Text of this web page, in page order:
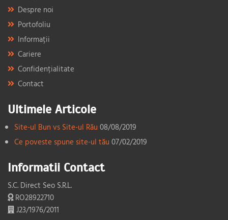
Despre noi
Portofoliu
Informații
Cariere
Confidențialitate
Contact
Ultimele Articole
Site-ul Bun vs Site-ul Rău 08/08/2019
Ce poveste spune site-ul tău 07/02/2019
Informatii Contact
S.C. Direct Seo S.R.L.
RO28922710
J23/1976/2011